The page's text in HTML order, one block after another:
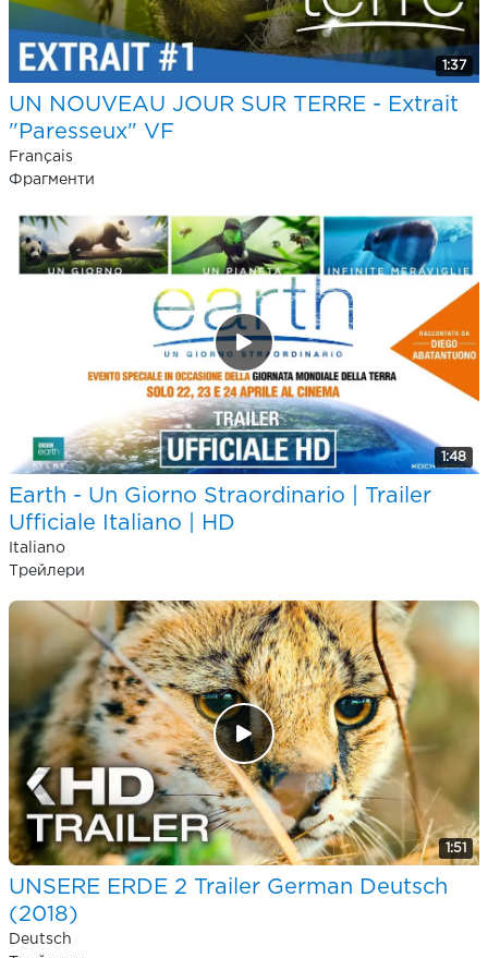
1:37
UN NOUVEAU JOUR SUR TERRE - Extrait
"Paresseux" VF
Français
Фрагменти
1:48
Earth - Un Giorno Straordinario | Trailer
Ufficiale Italiano | HD
Italiano
Трейлери
1:51
UNSERE ERDE 2 Trailer German Deutsch
(2018)
Deutsch